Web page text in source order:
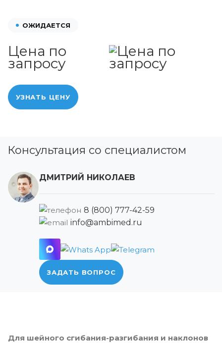
ОЖИДАЕТСЯ
Цена по
запросу
УЗНАТЬ ЦЕНУ
Консультация со специалистом
ДМИТРИЙ НИКОЛАЕВ
8 (800) 777-42-59
info@ambimed.ru
ЗАДАТЬ ВОПРОС
Для шейного сгибания-разгибания и наклонов